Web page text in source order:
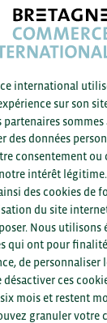
question
VOS CONTACTS
merci de
secteurou
international
sur son
sommes
des données
consentement ou
notre intérêt légitime.
des cookies de
du site
Nous utilisons
qui ont pour
de personnaliser
ces
mois et restent
granuler votre